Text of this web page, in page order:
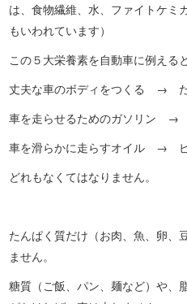
は、食物繊維、水、ファイトケミ
もいわれています）
この５大栄養素を自動車に例えると
丈夫な車のボディをつくる → た
車を走らせるためのガソリン →
車を滑らかに走らすオイル →
どれもなくてはなりません。
たんぱく質だけ（お肉、魚、卵、
ません。
糖質（ご飯、パン、麺など）や、